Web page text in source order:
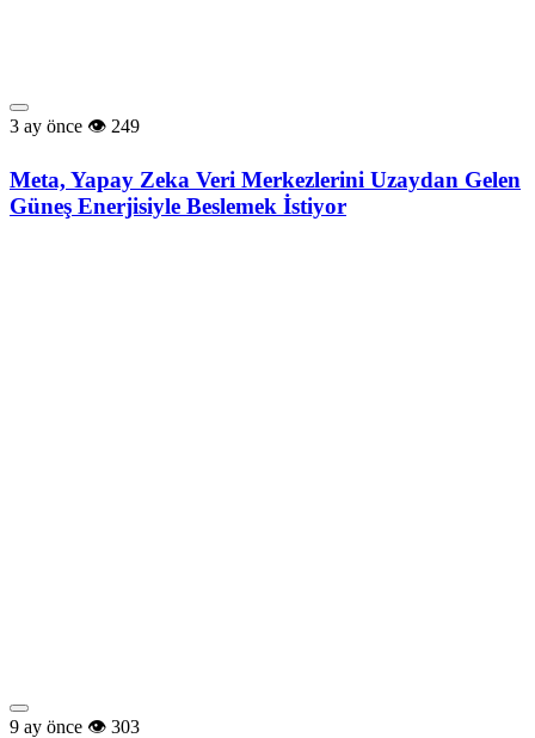
3 ay önce 249
Meta, Yapay Zeka Veri Merkezlerini Uzaydan Gelen
Güneş Enerjisiyle Beslemek İstiyor
9 ay önce 303